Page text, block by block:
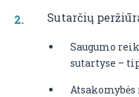
Sutarčių
Saugumo
sutartyse –